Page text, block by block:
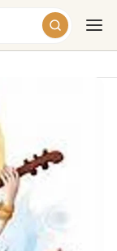
zum Herzen zu